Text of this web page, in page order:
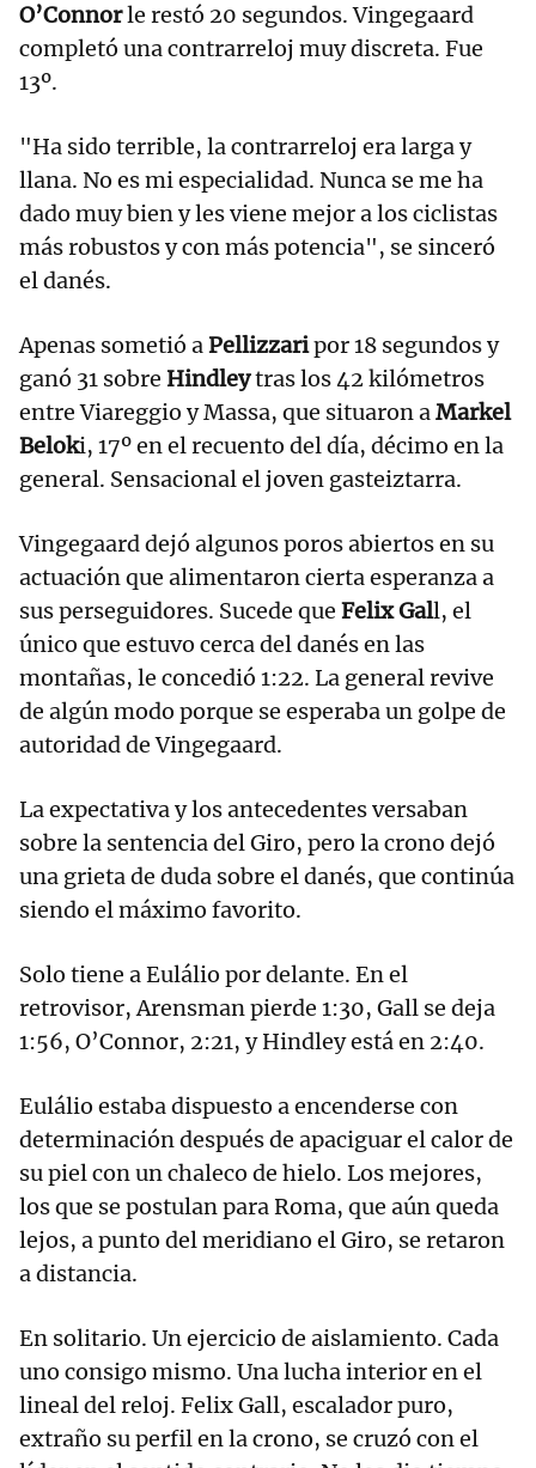
O’Connorle restó 20 segundos. Vingegaard
completó una contrarreloj muy discreta. Fue
13º.
"Ha sido terrible, la contrarreloj era larga y
llana. No es mi especialidad. Nunca se me ha
dado muy bien y les viene mejor a los ciclistas
más robustos y con más potencia", se sinceró
el danés.
Apenas sometió aPellizzaripor 18 segundos y
ganó 31 sobre Hindleytras los 42 kilómetros
entre Viareggio y Massa, que situaron aMarkel
Beloki, 17º en el recuento del día, décimo en la
general. Sensacional el joven gasteiztarra.
Vingegaard dejó algunos poros abiertos en su
actuación que alimentaron cierta esperanza a
sus perseguidores. Sucede que Felix Gall, el
único que estuvo cerca del danés en las
montañas, le concedió 1:22. La general revive
de algún modo porque se esperaba un golpe de
autoridad de Vingegaard.
La expectativa y los antecedentes versaban
sobre la sentencia del Giro, pero la crono dejó
una grieta de duda sobre el danés, que continúa
siendo el máximo favorito.
Solo tiene a Eulálio por delante. En el
retrovisor, Arensman pierde 1:30, Gall se deja
1:56, O’Connor, 2:21, y Hindley está en 2:40.
Eulálio estaba dispuesto a encenderse con
determinación después de apaciguar el calor de
su piel con un chaleco de hielo. Los mejores,
los que se postulan para Roma, que aún queda
lejos, a punto del meridiano el Giro, se retaron
a distancia.
En solitario. Un ejercicio de aislamiento. Cada
uno consigo mismo. Una lucha interior en el
lineal del reloj. Felix Gall, escalador puro,
extraño su perfil en la crono, se cruzó con el